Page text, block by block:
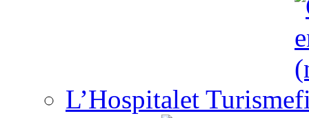
L’Hospitalet Turisme